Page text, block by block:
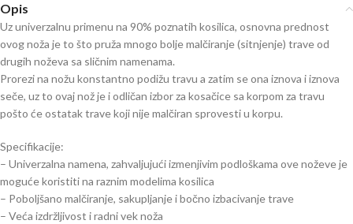
Opis
Uz univerzalnu primenu na 90% poznatih kosilica, osnovna prednost
ovog noža je to što pruža mnogo bolje malčiranje (sitnjenje) trave od
drugih noževa sa sličnim namenama.
Prorezi na nožu konstantno podižu travu a zatim se ona iznova i iznova
seče, uz to ovaj nož je i odličan izbor za kosačice sa korpom za travu
pošto će ostatak trave koji nije malčiran sprovesti u korpu.
Specifikacije:
– Univerzalna namena, zahvaljujući izmenjivim podloškama ove noževe je
moguće koristiti na raznim modelima kosilica
– Poboljšano malčiranje, sakupljanje i bočno izbacivanje trave
– Veća izdržljivost i radni vek noža